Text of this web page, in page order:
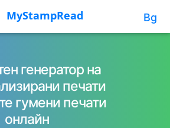
Bg
генератор на
печати
гумени печати
онлайн